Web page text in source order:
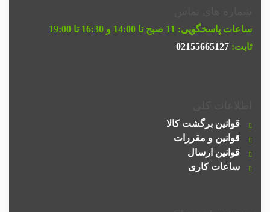
ساعات پاسخگویی:
ثابت: 02155665127
قوانین برگشت کالا
قوانین و مقررات
قوانین ارسال
ساعات کاری